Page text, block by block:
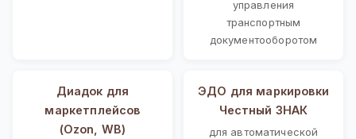
управления
транспортным
документооборотом
Диадок для
маркетплейсов
(Ozon, WB)
ЭДО для маркировки
Честный ЗНАК
для автоматической